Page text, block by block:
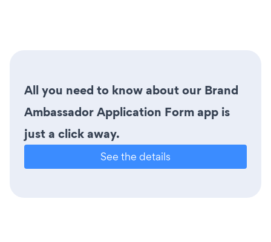
All you need to know about our Brand
Ambassador Application Form app is
just a click away.
See the details